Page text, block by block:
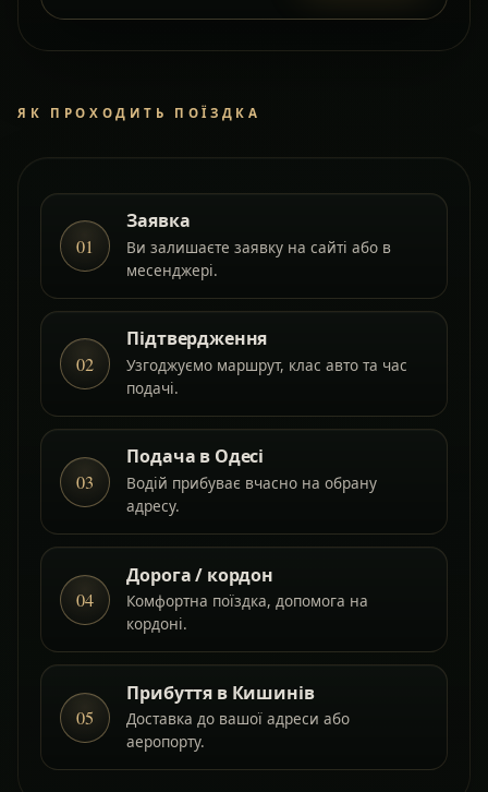
ЯК ПРОХОДИТЬ ПОЇЗДКА
01
Заявка
Ви залишаєте заявку на сайті або в
месенджері.
02
Підтвердження
Узгоджуємо маршрут, клас авто та час
подачі.
03
Подача в Одесі
Водій прибуває вчасно на обрану
адресу.
04
Дорога / кордон
Комфортна поїздка, допомога на
кордоні.
05
Прибуття в Кишинів
Доставка до вашої адреси або
аеропорту.